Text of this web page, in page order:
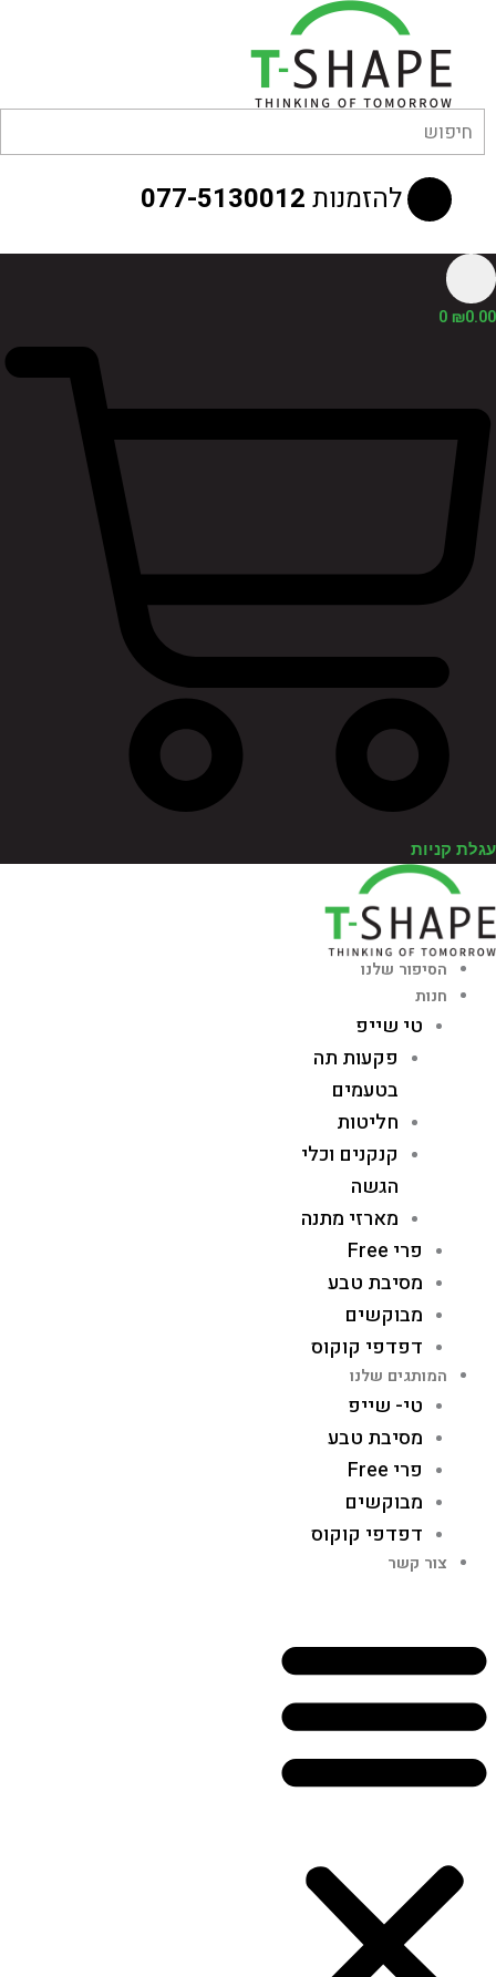
להזמנות077-5130012
₪
0
קניות
הסיפור שלנו
חנות
טי שייפ
פקעות תה
בטעמים
חליטות
קנקנים וכלי
הגשה
מארזי מתנה
פרי Free
מסיבת טבע
מבוקשים
דפדפי קוקוס
המותגים שלנו
טי- שייפ
מסיבת טבע
פרי Free
מבוקשים
דפדפי קוקוס
צור קשר